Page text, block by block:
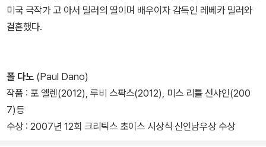
미국 극작가 고 아서 밀러의 딸이며 배우이자 감독인 레베카 밀러와
결혼했다.
폴 다노 (Paul Dano)
작품 : 포 엘렌(2012), 루비 스팍스(2012), 미스 리틀 선샤인(200
7)등
수상 : 2007년 12회 크리틱스 초이스 시상식 신인남우상 수상